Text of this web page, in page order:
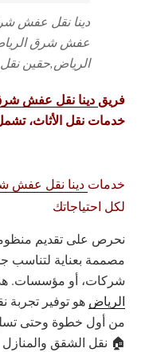
دينا نقل عفش
عفش شرق
الرياض,حقين
فريق دينا نقل عفش
خدمات نقل الأثاث،
خدمات دينا نقل عفش
لكل احتياجاتك
نحرص على تقديم
مصممة بعناية لتناسب
شركات، أو مؤسسات.
الرياض هو توفير تجربة
من أول خطوة وحتى
🏠 نقل الشقق والمنازل